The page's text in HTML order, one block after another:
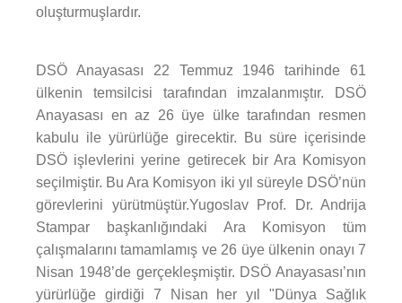
oluşturmuşlardır.
DSÖ Anayasası 22 Temmuz 1946 tarihinde 61
ülkenin temsilcisi tarafından imzalanmıştır. DSÖ
Anayasası en az 26 üye ülke tarafından resmen
kabulu ile yürürlüğe girecektir. Bu süre içerisinde
DSÖ işlevlerini yerine getirecek bir Ara Komisyon
seçilmiştir. Bu Ara Komisyon iki yıl süreyle DSÖ’nün
görevlerini yürütmüştür.Yugoslav Prof. Dr. Andrija
Stampar başkanlığındaki Ara Komisyon tüm
çalışmalarını tamamlamış ve 26 üye ülkenin onayı 7
Nisan 1948’de gerçekleşmiştir. DSÖ Anayasası’nın
yürürlüğe girdiği 7 Nisan her yıl "Dünya Sağlık